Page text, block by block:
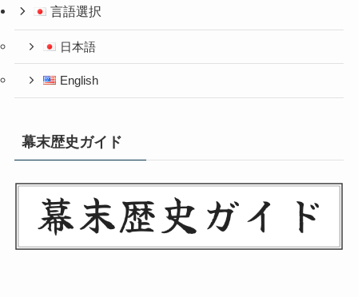
言語選択
日本語
English
幕末歴史ガイド